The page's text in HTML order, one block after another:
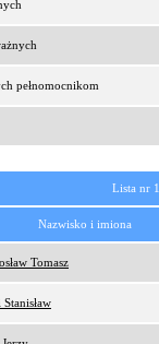
pełnomocnikom
Lista nr
Nazwisko i imiona
Tomasz